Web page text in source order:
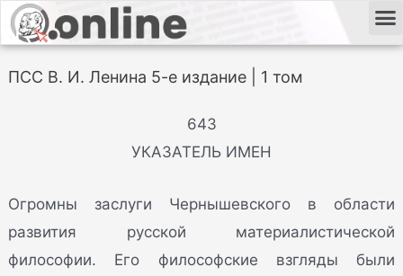
ПСС В. И. Ленина 5-е издание | 1 том
643
УКАЗАТЕЛЬ ИМЕН
Огромны заслуги Чернышевского в области
развития русской материалистической
философии. Его философские взгляды были